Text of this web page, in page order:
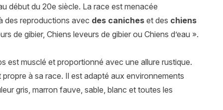
début du 20e siècle. La race est menacée
des reproductions avec des caniches et des chiens
de gibier, Chiens leveurs de gibier ou Chiens d’eau ».
est musclé et proportionné avec une allure rustique.
à sa race. Il est adapté aux environnements
gris, marron fauve, sable, blanc et toutes les